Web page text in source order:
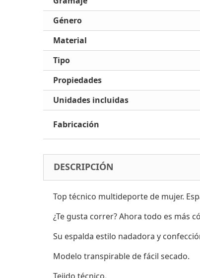
Género
Material
Tipo
Propiedades
Unidades incluidas
Fabricación
DESCRIPCIÓN
Top técnico multideporte de mujer.
¿Te gusta correr? Ahora todo es más
Su espalda estilo nadadora y
Modelo transpirable de fácil secado.